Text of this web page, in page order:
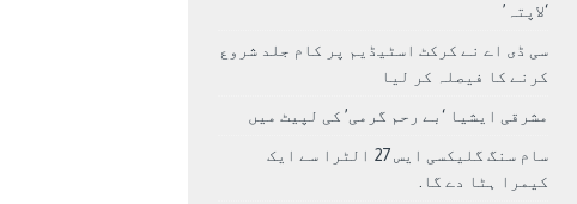
‘لاپتہ’
سی ڈی اے نے کرکٹ اسٹیڈیم پر کام جلد شروع
کرنے کا فیصلہ کر لیا
مشرقی ایشیا ‘بے رحم گرمی’ کی لپیٹ میں
سام سنگ گلیکسی ایس 27 الٹرا سے ایک
کیمرا ہٹا دے گا.